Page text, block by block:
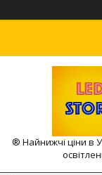
® Найнижчі ціни в